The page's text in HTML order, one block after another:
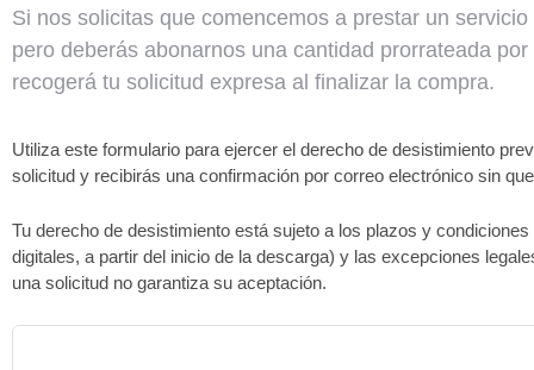
Si nos solicitas que comencemos a prestar un
pero deberás abonarnos una cantidad prorrateada
recogerá tu solicitud expresa al finalizar la compra.
Utiliza este formulario para ejercer el derecho de desistimiento
solicitud y recibirás una confirmación por correo electrónico sin
Tu derecho de desistimiento está sujeto a los plazos y
digitales, a partir del inicio de la descarga) y las excepciones
una solicitud no garantiza su aceptación.